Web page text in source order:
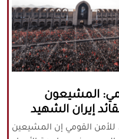
عن المشيعون
إيران الشهيد
للأمن القومي إن المشيعين